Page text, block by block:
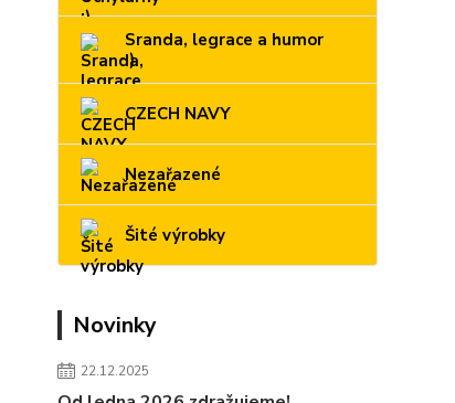
Sranda, legrace a humor
:)
CZECH NAVY
Nezařazené
Šité výrobky
Novinky
22.12.2025